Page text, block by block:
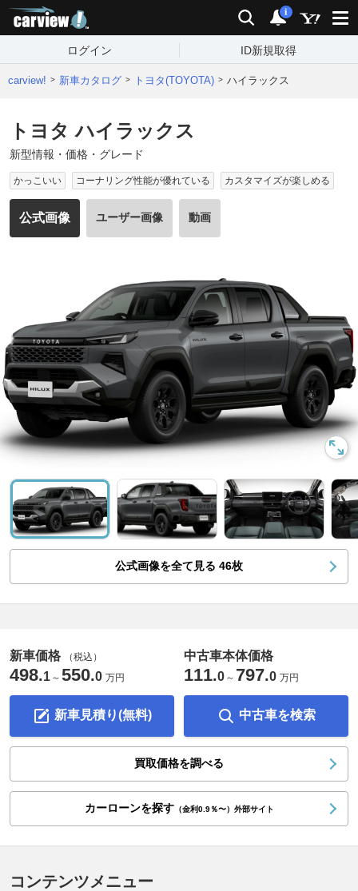
検索 通知
i
ログイン ID新規取得
carview! 新車カタログ トヨタ(TOYOTA) ハイラックス
トヨタ ハイラックス
新型情報・価格・グレード
かっこいい コーナリング性能が優れている カスタマイズが楽しめる
公式画像 ユーザー画像 動画
公式画像を全て見る 46枚
新車価格 （税込）
498.1 ～ 550.0 万円
新車見積り(無料)
中古車本体価格
111.0 ～ 797.0 万円
中古車を検索
買取価格を調べる
カーローンを探す（金利0.9％〜）外部サイト
コンテンツメニュー